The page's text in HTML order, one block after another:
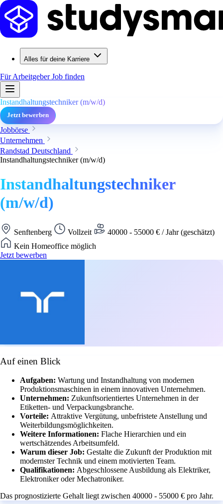
Alles für deine Karriere
Für ArbeitgeberJob finden
Instandhaltungstechniker (m/w/d)
Jetzt bewerben
Jobbörse
Unternehmen
Randstad Deutschland
Instandhaltungstechniker (m/w/d)
Instandhaltungstechniker
(m/w/d)
Senftenberg Vollzeit
40000 - 55000 € / Jahr (geschätzt)
Kein Homeoffice möglich
Jetzt bewerben
Auf einen Blick
Aufgaben: Wartung und Instandhaltung von modernen
Produktionsmaschinen in einem innovativen Unternehmen.
Unternehmen: Zukunftsorientiertes Unternehmen in der
Etiketten- und Verpackungsbranche.
Vorteile: Attraktive Vergütung, unbefristete Anstellung und
Weiterbildungsmöglichkeiten.
Weitere Informationen: Flache Hierarchien und ein
wertschätzendes Arbeitsumfeld.
Warum dieser Job: Gestalte die Zukunft der Produktion mit
modernster Technik und einem motivierten Team.
Qualifikationen: Abgeschlossene Ausbildung als Elektriker,
Elektroniker oder Mechatroniker.
Das prognostizierte Gehalt liegt zwischen 40000 - 55000 € pro Jahr.